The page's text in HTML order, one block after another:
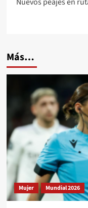
Nuevos peajes en
Más…
Mujer Mundial 2026